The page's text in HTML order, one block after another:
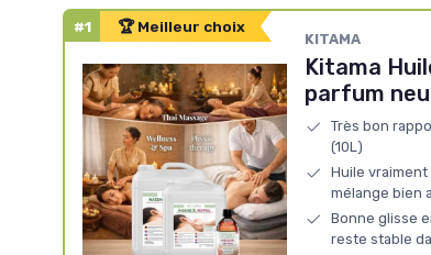
#1 🏆 Meilleur choix
KITAMA
Kitama
parfum
Très bon
(10L)
Huile
mélange bien
Bonne glisse
reste stable